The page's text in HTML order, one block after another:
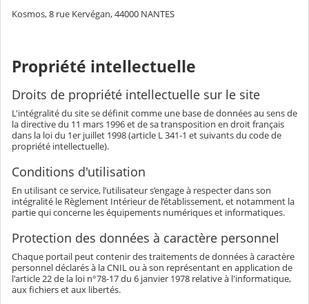
Kosmos, 8 rue Kervégan, 44000 NANTES
Propriété intellectuelle
Droits de propriété intellectuelle sur le site
L'intégralité du site se définit comme une base de données au sens de
la directive du 11 mars 1996 et de sa transposition en droit français
dans la loi du 1er juillet 1998 (article L 341-1 et suivants du code de
propriété intellectuelle).
Conditions d'utilisation
En utilisant ce service, l’utilisateur s’engage à respecter dans son
intégralité le Règlement Intérieur de l’établissement, et notamment la
partie qui concerne les équipements numériques et informatiques.
Protection des données à caractère personnel
Chaque portail peut contenir des traitements de données à caractère
personnel déclarés à la CNIL ou à son représentant en application de
l'article 22 de la loi n°78-17 du 6 janvier 1978 relative à l'informatique,
aux fichiers et aux libertés.